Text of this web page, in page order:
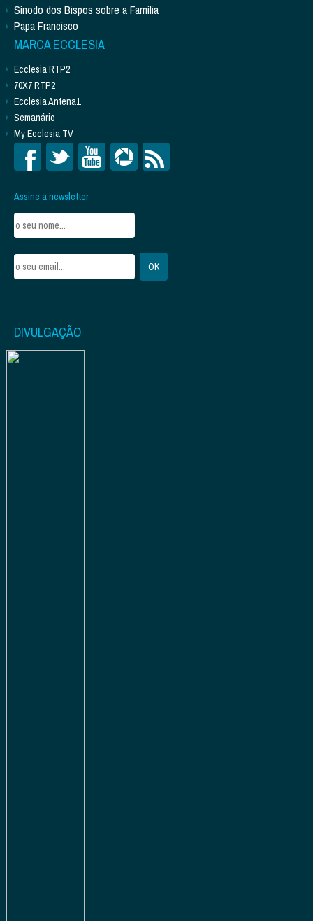
Sínodo dos Bispos sobre a Família
Papa Francisco
MARCA ECCLESIA
Ecclesia RTP2
70X7 RTP2
Ecclesia Antena1
Semanário
My Ecclesia TV
Assine a newsletter
DIVULGAÇÃO